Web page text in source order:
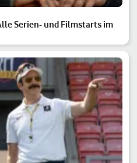
Serien- und Filmstarts im